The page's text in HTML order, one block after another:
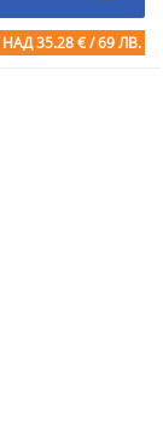
НАД 35.28 € / 69 ЛВ.